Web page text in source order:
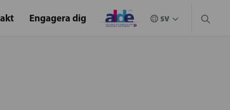
Engagera dig